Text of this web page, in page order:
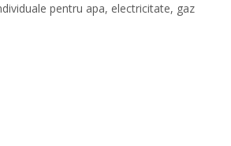
pentru apa, electricitate, gaz